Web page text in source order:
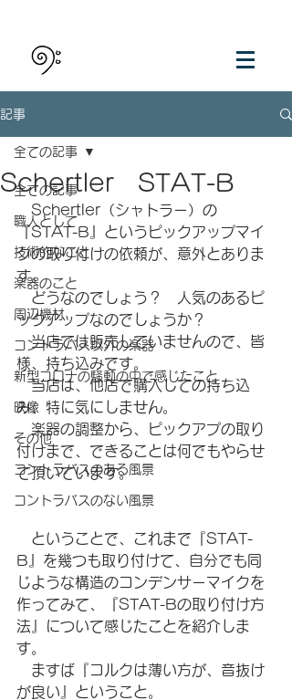
記事
全ての記事
職人として
技術的なこと
楽器のこと
周辺機材
コントラバス以外の楽器
新型コロナの騒動の中で感じたこと
映像
その他
コントラバスのある風景
コントラバスのない風景
全ての記事
Schertler STAT-B
Schertler（シャトラー）の
『STAT-B』というピックアップマイ
クの取り付けの依頼が、意外とありま
す。
どうなのでしょう？　人気のあるピ
ックアップなのでしょうか？
当店では販売していませんので、皆
様、持ち込みです。
当店は、他店で購入しての持ち込
み、特に気にしません。
楽器の調整から、ピックアプの取り
付けまで、できることは何でもやらせ
て頂いています。
ということで、これまで『STAT-
B』を幾つも取り付けて、自分でも同
じような構造のコンデンサーマイクを
作ってみて、『STAT-Bの取り付け方
法』について感じたことを紹介しま
す。
ますば『コルクは薄い方が、音抜け
が良い』ということ。